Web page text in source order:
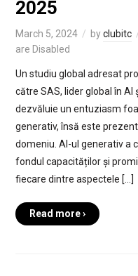
2025
March 5, 2024 byclubitc
are Disabled
Un studiu global adresat
către SAS, lider global în AI
dezvăluie un entuziasm
generativ, însă este
domeniu. AI-ul generativ a
fondul capacităților și
fiecare dintre aspectele […]
Read more ›